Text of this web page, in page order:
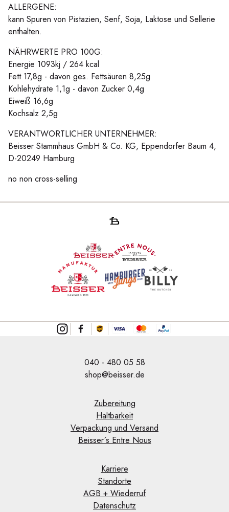
ALLERGENE:
kann Spuren von Pistazien, Senf, Soja, Laktose und Sellerie
enthalten.
NÄHRWERTE PRO 100G:
Energie 1093kj / 264 kcal
Fett 17,8g - davon ges. Fettsäuren 8,25g
Kohlehydrate 1,1g - davon Zucker 0,4g
Eiweiß 16,6g
Kochsalz 2,5g
VERANTWORTLICHER UNTERNEHMER:
Beisser Stammhaus GmbH & Co. KG, Eppendorfer Baum 4,
D-20249 Hamburg
no non cross-selling
040 - 480 05 58
shop@beisser.de
Zubereitung
Haltbarkeit
Verpackung und Versand
Beisser´s Entre Nous
Karriere
Standorte
AGB + Wiederruf
Datenschutz